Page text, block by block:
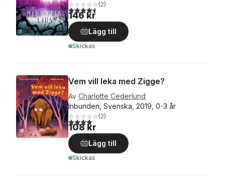
4,5utav 5 stjärnor. Totalt antal röster:
(2)
146 kr
Lägg till
Skickas
Vem vill leka med Zigge?
Av Charlotte Cederlund
Inbunden, Svenska, 2019, 0-3 år
4,0utav 5 stjärnor. Totalt antal röster:
(2)
108 kr
Lägg till
Skickas